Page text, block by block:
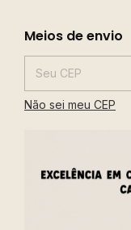
Entregas para o CEP:
Meios de envio
Não sei meu CEP